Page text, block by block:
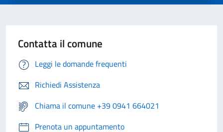
Contatta il comune
Leggi le domande frequenti
Richiedi Assistenza
Chiama il comune +39 0941 664021
Prenota un appuntamento